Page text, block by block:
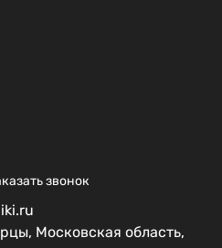
звонок
Московская область,